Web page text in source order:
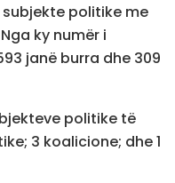
subjekte politike me
ky numër i
janë burra dhe 309
politike të
3 koalicione; dhe 1